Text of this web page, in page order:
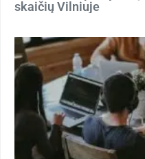
skaičių Vilniuje